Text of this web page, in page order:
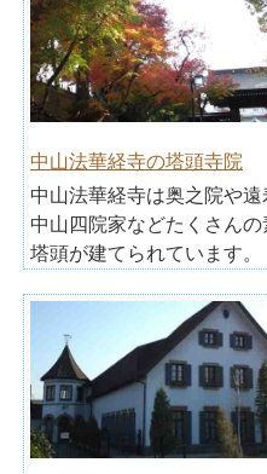
中山法華経寺の塔頭寺院
中山法華経寺は奥之院や遠
中山四院家などたくさんの
塔頭が建てられています。